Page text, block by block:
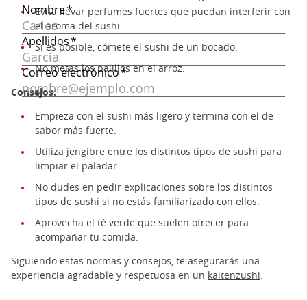
Evita llevar perfumes fuertes que puedan interferir con
el aroma del sushi.
Si es posible, cómete el sushi de un bocado.
No metas los palillos en el arroz.
Consejos:
Empieza con el sushi más ligero y termina con el de
sabor más fuerte.
Utiliza jengibre entre los distintos tipos de sushi para
limpiar el paladar.
No dudes en pedir explicaciones sobre los distintos
tipos de sushi si no estás familiarizado con ellos.
Aprovecha el té verde que suelen ofrecer para
acompañar tu comida.
Siguiendo estas normas y consejos, te asegurarás una
experiencia agradable y respetuosa en un kaitenzushi.